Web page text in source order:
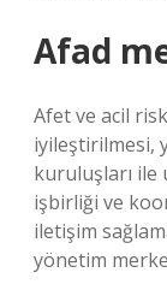
Afad
Afet ve acil
iyileştirilmesi,
kuruluşları ile
işbirliği ve
iletişim
yönetim